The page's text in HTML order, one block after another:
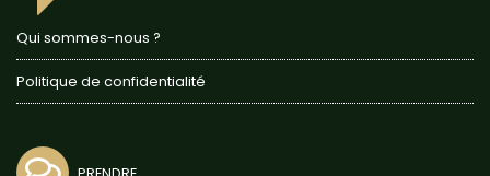
Qui sommes-nous ?
Politique de confidentialité